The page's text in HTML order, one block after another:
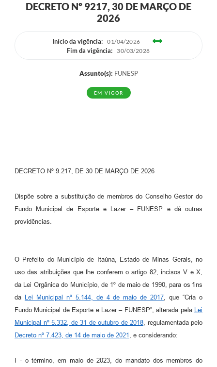
DECRETO Nº 9217, 30 DE MARÇO DE
2026
Início da vigência: 01/04/2026
Fim da vigência: 30/03/2028
Assunto(s): FUNESP
EM VIGOR
DECRETO Nº 9.217, DE 30 DE MARÇO DE 2026
Dispõe sobre a substituição de membros do Conselho Gestor do
Fundo Municipal de Esporte e Lazer – FUNESP e dá outras
providências.
O Prefeito do Município de Itaúna, Estado de Minas Gerais, no
uso das atribuições que lhe conferem o artigo 82, incisos V e X,
da Lei Orgânica do Município, de 1º de maio de 1990, para os fins
da Lei Municipal nº 5.144, de 4 de maio de 2017, que “Cria o
Fundo Municipal de Esporte e Lazer – FUNESP”, alterada pela Lei
Municipal nº 5.332, de 31 de outubro de 2018, regulamentada pelo
Decreto nº 7.423, de 14 de maio de 2021 , e considerando:
I - o término, em maio de 2023, do mandato dos membros do